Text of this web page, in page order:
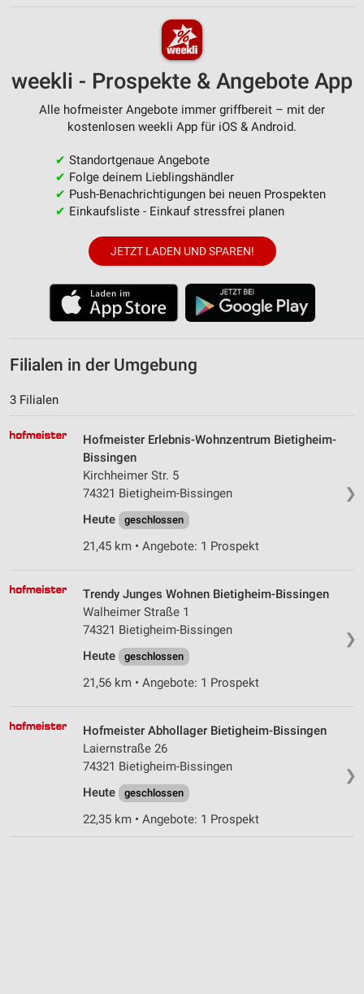
weekli - Prospekte & Angebote App
Alle hofmeister Angebote immer griffbereit – mit der
kostenlosen weekli App für iOS & Android.
✔ Standortgenaue Angebote
✔ Folge deinem Lieblingshändler
✔ Push-Benachrichtigungen bei neuen Prospekten
✔ Einkaufsliste - Einkauf stressfrei planen
JETZT LADEN UND SPAREN!
Filialen in der Umgebung
3 Filialen
❯
Hofmeister Erlebnis-Wohnzentrum Bietigheim-
Bissingen
Kirchheimer Str. 5
74321 Bietigheim-Bissingen
Heute
geschlossen
21,45 km • Angebote: 1 Prospekt
❯
Trendy Junges Wohnen Bietigheim-Bissingen
Walheimer Straße 1
74321 Bietigheim-Bissingen
Heute
geschlossen
21,56 km • Angebote: 1 Prospekt
❯
Hofmeister Abhollager Bietigheim-Bissingen
Laiernstraße 26
74321 Bietigheim-Bissingen
Heute
geschlossen
22,35 km • Angebote: 1 Prospekt